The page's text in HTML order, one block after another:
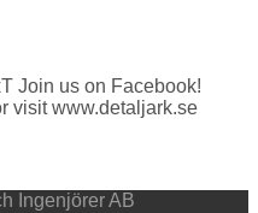
Join us on Facebook!
visit www.detaljark.se
Ingenjörer AB